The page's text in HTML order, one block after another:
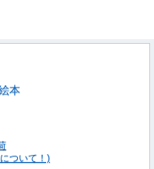
本
ついて！)